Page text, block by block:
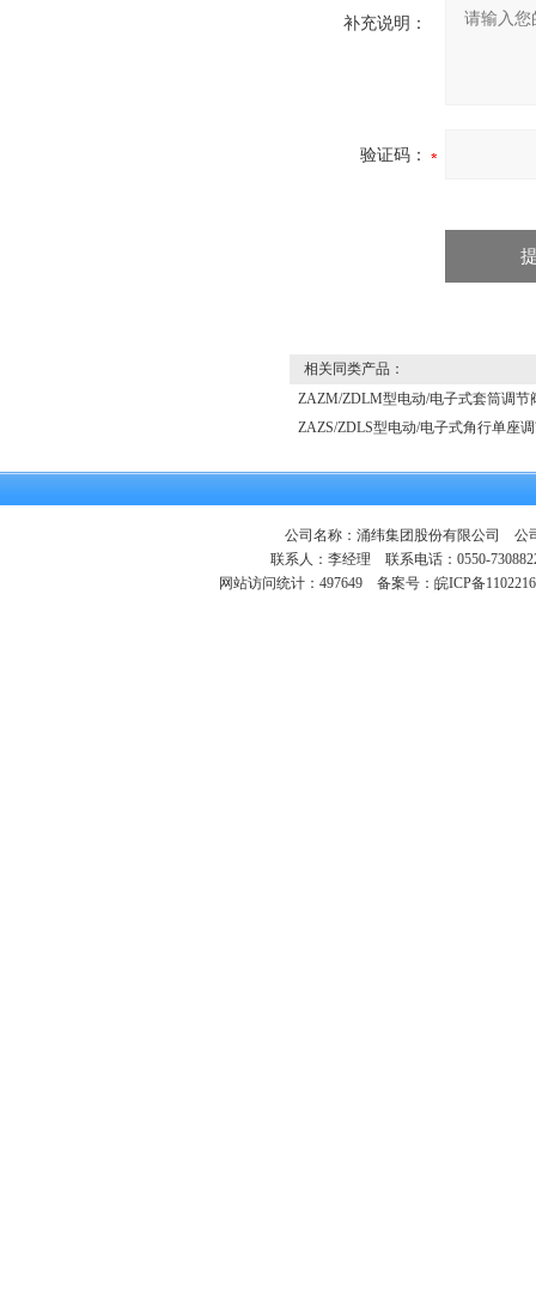
补充说明：
验证码：
相关同类产品：
ZAZM/ZDLM型电动/电子式套筒调节
ZAZS/ZDLS型电动/电子式角行单座
公司名称：涌纬集团股份有限公司 公
联系人：李经理 联系电话：0550-
网站访问统计：497649 备案号：皖ICP备